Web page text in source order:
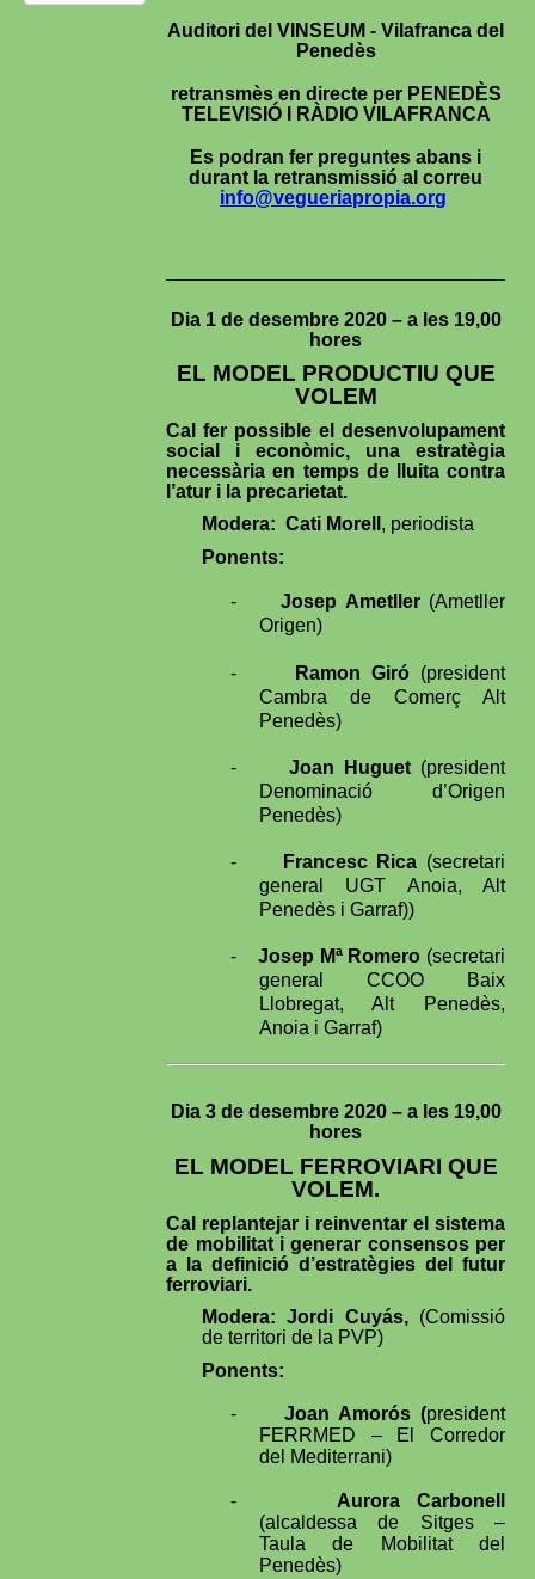
Auditori del VINSEUM - Vilafranca del
Penedès
retransmès en directe per PENEDÈS
TELEVISIÓ I RÀDIO VILAFRANCA
Es podran fer preguntes abans i
durant la retransmissió al correu
info@vegueriapropia.org
Dia 1 de desembre 2020 – a les 19,00
hores
EL MODEL PRODUCTIU QUE
VOLEM
Cal fer possible el desenvolupament
social i econòmic, una estratègia
necessària en temps de lluita contra
l’atur i la precarietat.
Modera: Cati Morell , periodista
Ponents:
- Josep Ametller(Ametller
Origen)
- Ramon Giró (president
Cambra de Comerç Alt
Penedès)
- Joan Huguet (president
Denominació d’Origen
Penedès)
- Francesc Rica (secretari
general UGT Anoia, Alt
Penedès i Garraf))
- Josep Mª Romero (secretari
general CCOO Baix
Llobregat, Alt Penedès,
Anoia i Garraf)
Dia 3 de desembre 2020 – a les 19,00
hores
EL MODEL FERROVIARI QUE
VOLEM.
Cal replantejar i reinventar el sistema
de mobilitat i generar consensos per
a la definició d’estratègies del futur
ferroviari.
Modera: Jordi Cuyás, (Comissió
de territori de la PVP)
Ponents:
- Joan Amorós (president
FERRMED – El Corredor
del Mediterrani)
-
Aurora Carbonell
(alcaldessa de Sitges –
Taula de Mobilitat del
Penedès)